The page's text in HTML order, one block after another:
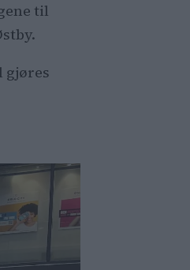
til
gjøres